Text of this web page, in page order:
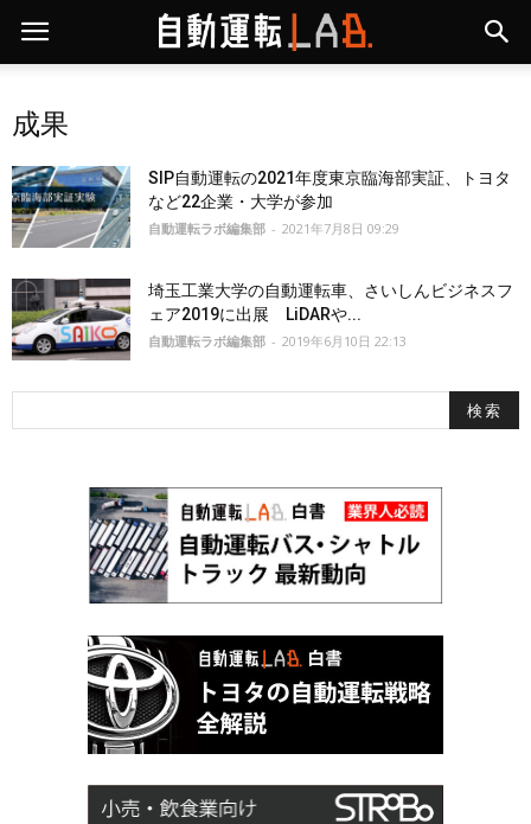
成果
SIP自動運転の2021年度東京臨海部実証、トヨタ
など22企業・大学が参加
自動運転ラボ編集部 - 2021年7月8日 09:29
埼玉工業大学の自動運転車、さいしんビジネスフ
ェア2019に出展 LiDARや...
自動運転ラボ編集部 - 2019年6月10日 22:13